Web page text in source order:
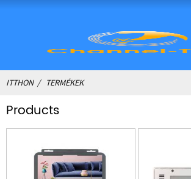
ITTHON TERMÉKEK
Products